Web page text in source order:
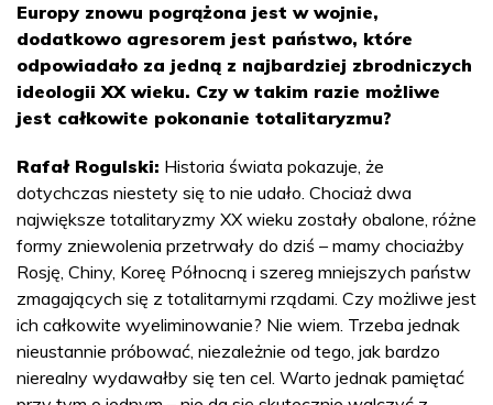
Europy znowu pogrążona jest w wojnie,
dodatkowo agresorem jest państwo, które
odpowiadało za jedną z najbardziej zbrodniczych
ideologii XX wieku. Czy w takim razie możliwe
jest całkowite pokonanie totalitaryzmu?
Rafał Rogulski: Historia świata pokazuje, że
dotychczas niestety się to nie udało. Chociaż dwa
największe totalitaryzmy XX wieku zostały obalone, różne
formy zniewolenia przetrwały do dziś – mamy chociażby
Rosję, Chiny, Koreę Północną i szereg mniejszych państw
zmagających się z totalitarnymi rządami. Czy możliwe jest
ich całkowite wyeliminowanie? Nie wiem. Trzeba jednak
nieustannie próbować, niezależnie od tego, jak bardzo
nierealny wydawałby się ten cel. Warto jednak pamiętać